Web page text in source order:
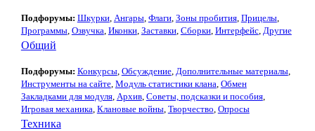
Подфорумы: Шкурки, Ангары, Флаги, Зоны пробития, Прицелы,
Программы, Озвучка, Иконки, Заставки, Сборки, Интерфейс, Другие
Общий
Подфорумы: Конкурсы, Обсуждение, Дополнительные материалы,
Инструменты на сайте, Модуль статистики клана, Обмен
Закладками для модуля, Архив, Советы, подсказки и пособия,
Игровая механика, Клановые войны, Творчество, Опросы
Техника